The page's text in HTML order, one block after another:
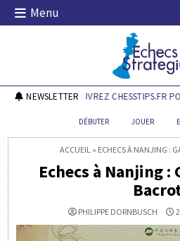
Skip
Menu
Echecs & Stratégie
NEWSLETTERDÉCOUVREZ CHESSTIPS.FR
DÉBUTER JOUER
ACCUEIL» ECHECS À NANJING :
Echecs à Nanjing :
PHILIPPE DORNBUSCH